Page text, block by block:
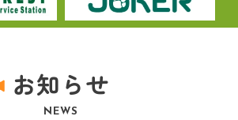
お知らせ
NEWS